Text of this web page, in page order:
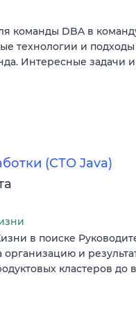
команды DBA в
технологии и подходы
Интересные задачи
(СТО Java)
в поиске
организацию и
кластеров